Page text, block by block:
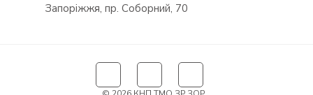
Запоріжжя, пр. Соборний, 70